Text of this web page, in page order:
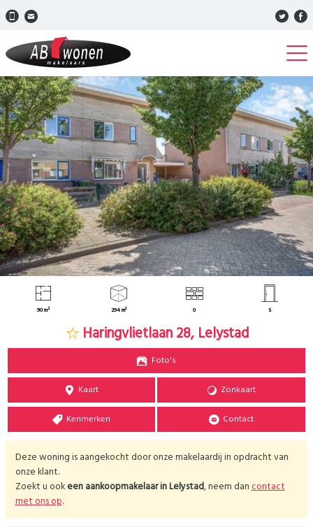
90 m² 294 m³ 0 5
Haringvlietlaan 28, Lelystad
Foto's
Kaart Zonkaart
Kenmerken Contact
Deze woning is aangekocht door onze makelaardij in opdracht van
onze klant.
Zoekt u ookeen aankoopmakelaar inLelystad, neem dancontact
met ons op.